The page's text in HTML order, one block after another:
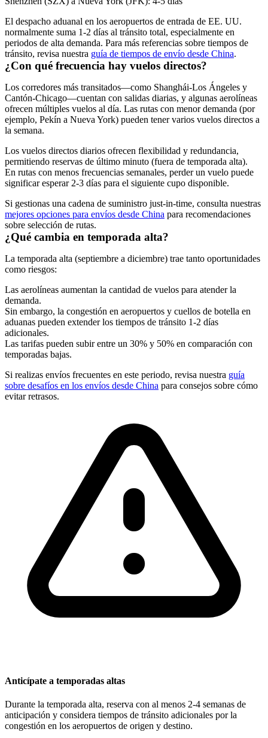
El despacho aduanal en los aeropuertos de entrada de EE. UU.
normalmente suma 1-2 días al tránsito total, especialmente en
periodos de alta demanda. Para más referencias sobre tiempos de
tránsito, revisa nuestra guía de tiempos de envío desde China.
¿Con qué frecuencia hay vuelos directos?
Los corredores más transitados—como Shanghái-Los Ángeles y
Cantón-Chicago—cuentan con salidas diarias, y algunas aerolíneas
ofrecen múltiples vuelos al día. Las rutas con menor demanda (por
ejemplo, Pekín a Nueva York) pueden tener varios vuelos directos a
la semana.
Los vuelos directos diarios ofrecen flexibilidad y redundancia,
permitiendo reservas de último minuto (fuera de temporada alta).
En rutas con menos frecuencias semanales, perder un vuelo puede
significar esperar 2-3 días para el siguiente cupo disponible.
Si gestionas una cadena de suministro just-in-time, consulta nuestras
mejores opciones para envíos desde China para recomendaciones
sobre selección de rutas.
¿Qué cambia en temporada alta?
La temporada alta (septiembre a diciembre) trae tanto oportunidades
como riesgos:
Las aerolíneas aumentan la cantidad de vuelos para atender la
demanda.
Sin embargo, la congestión en aeropuertos y cuellos de botella en
aduanas pueden extender los tiempos de tránsito 1-2 días
adicionales.
Las tarifas pueden subir entre un 30% y 50% en comparación con
temporadas bajas.
Si realizas envíos frecuentes en este periodo, revisa nuestra guía
sobre desafíos en los envíos desde China para consejos sobre cómo
evitar retrasos.
Anticípate a temporadas altas
Durante la temporada alta, reserva con al menos 2-4 semanas de
anticipación y considera tiempos de tránsito adicionales por la
congestión en los aeropuertos de origen y destino.